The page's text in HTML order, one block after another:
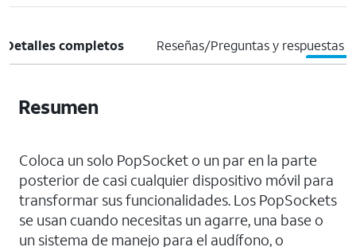
Detalles completos Reseñas/Preguntas y respuestas
Resumen
Coloca un solo PopSocket o un par en la parte
posterior de casi cualquier dispositivo móvil para
transformar sus funcionalidades. Los PopSockets
se usan cuando necesitas un agarre, una base o
un sistema de manejo para el audífono, o